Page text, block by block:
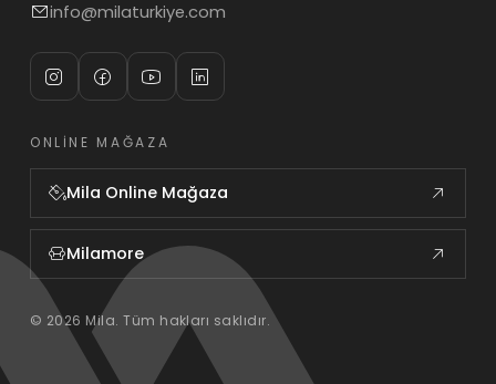
info@milaturkiye.com
ONLINE MAĞAZA
Mila Online Mağaza
Milamore
© 2026 Mila. Tüm hakları saklıdır.